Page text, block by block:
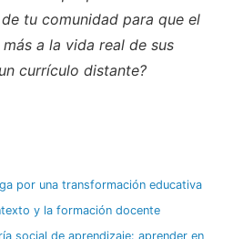
tu comunidad para que el
a la vida real de sus
currículo distante?
por una transformación educativa
y la formación docente
social de aprendizaje: aprender en